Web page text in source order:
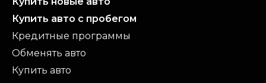
Купить авто с пробегом
Кредитные программы
Обменять авто
Купить авто